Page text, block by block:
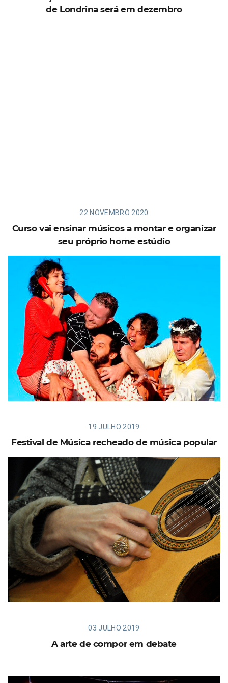
de Londrina será em dezembro
22 NOVEMBRO 2020
Curso vai ensinar músicos a montar e organizar
seu próprio home estúdio
19 JULHO 2019
Festival de Música recheado de música popular
03 JULHO 2019
A arte de compor em debate